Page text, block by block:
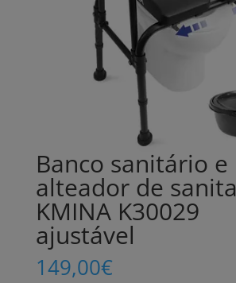
Banco sanitário e
alteador de sanita
KMINA K30029
ajustável
149,00€